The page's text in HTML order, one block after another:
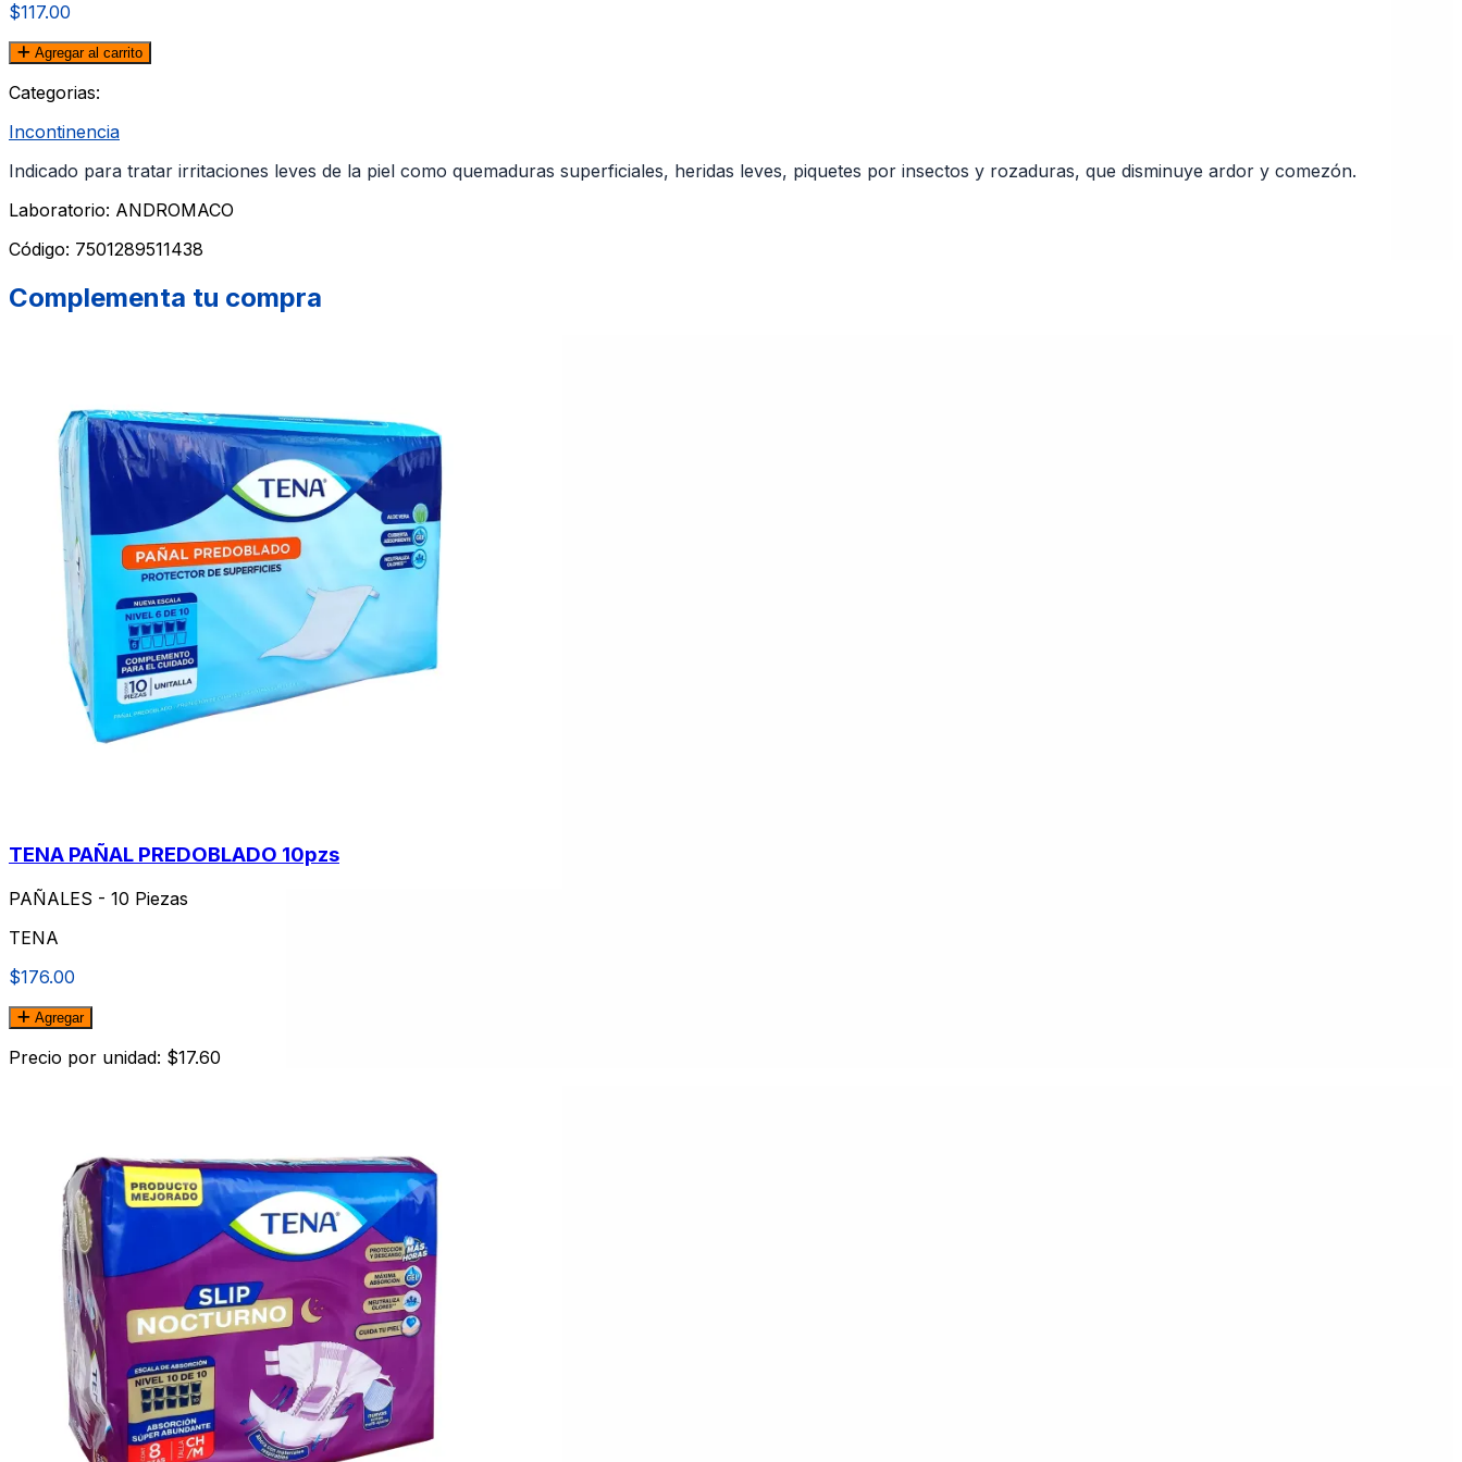
$117.00
Agregar al carrito
Categorias:
Incontinencia
Indicado para tratar irritaciones leves de la piel como quemaduras superficiales, heridas leves, piquetes por insectos y rozaduras, que disminuye ardor y comezón.
Laboratorio: ANDROMACO
Código: 7501289511438
Complementa tu compra
TENA PAÑAL PREDOBLADO 10pzs
PAÑALES - 10 Piezas
TENA
$176.00
Agregar
Precio por unidad: $17.60